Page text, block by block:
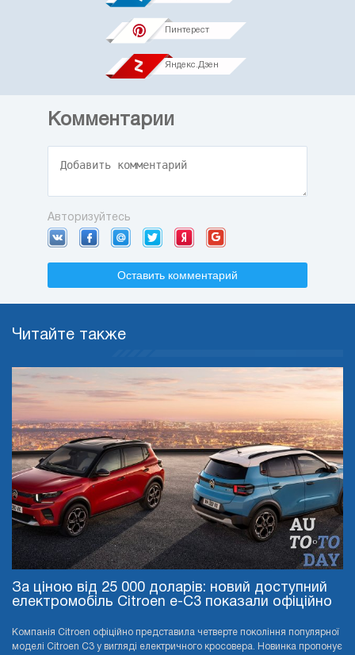
Пинтерест
Яндекс.Дзен
Комментарии
Авторизуйтесь
Оставить комментарий
Читайте также
За ціною від 25 000 доларів: новий доступний
електромобіль Citroen e-C3 показали офіційно
Компанія Citroen офіційно представила четверте покоління популярної
моделі Citroen C3 у вигляді електричного кросовера. Новинка пропонує